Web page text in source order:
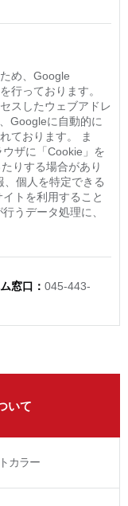
め、Google
行っております。
スしたウェブアドレ
Googleに自動的に
ております。 ま
ザに「Cookie」を
りする場合があり
個人を特定できる
トを利用すること
うデータ処理に、
窓口： 045-443-
いて
カラー